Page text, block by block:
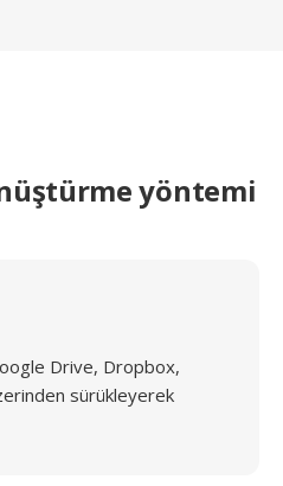
yöntemi
Drive, Dropbox,
sürükleyerek